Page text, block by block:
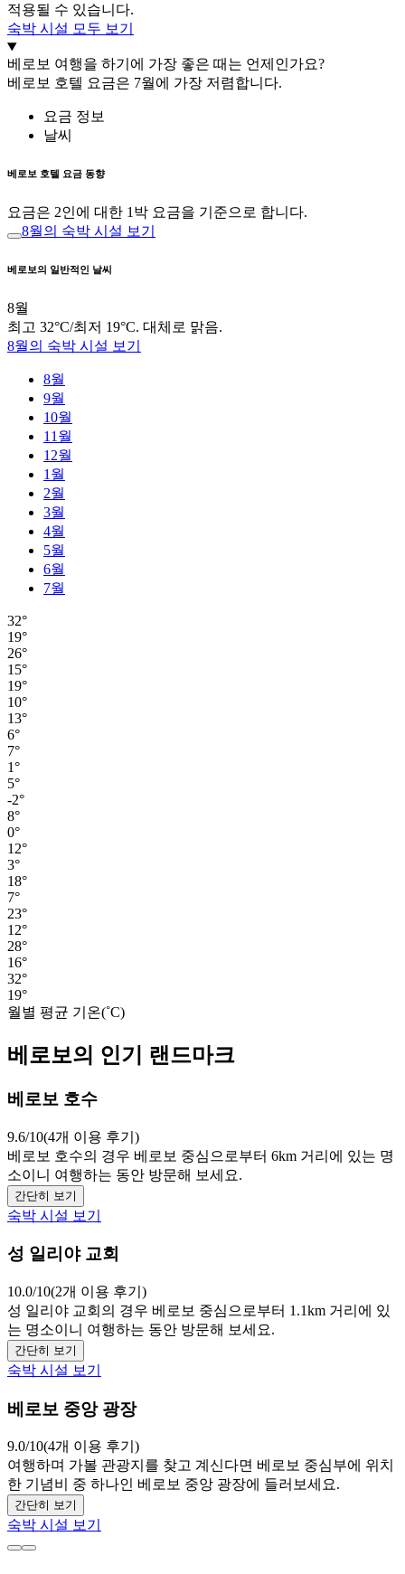
적용될 수 있습니다.
숙박 시설 모두 보기
베로보 여행을 하기에 가장 좋은 때는 언제인가요?
베로보 호텔 요금은 7월에 가장 저렴합니다.
요금 정보
날씨
베로보 호텔 요금 동향
요금은 2인에 대한 1박 요금을 기준으로 합니다.
8월의 숙박 시설 보기
베로보의 일반적인 날씨
8월
최고 32°C/최저 19°C. 대체로 맑음.
8월의 숙박 시설 보기
8월
9월
10월
11월
12월
1월
2월
3월
4월
5월
6월
7월
32°
19°
26°
15°
19°
10°
13°
6°
7°
1°
5°
-2°
8°
0°
12°
3°
18°
7°
23°
12°
28°
16°
32°
19°
월별 평균 기온(˚C)
베로보의 인기 랜드마크
베로보 호수
9.6/10(4개 이용 후기)
베로보 호수의 경우 베로보 중심으로부터 6km 거리에 있는 명
소이니 여행하는 동안 방문해 보세요.
간단히 보기
숙박 시설 보기
성 일리야 교회
10.0/10(2개 이용 후기)
성 일리야 교회의 경우 베로보 중심으로부터 1.1km 거리에 있
는 명소이니 여행하는 동안 방문해 보세요.
간단히 보기
숙박 시설 보기
베로보 중앙 광장
9.0/10(4개 이용 후기)
여행하며 가볼 관광지를 찾고 계신다면 베로보 중심부에 위치
한 기념비 중 하나인 베로보 중앙 광장에 들러보세요.
간단히 보기
숙박 시설 보기